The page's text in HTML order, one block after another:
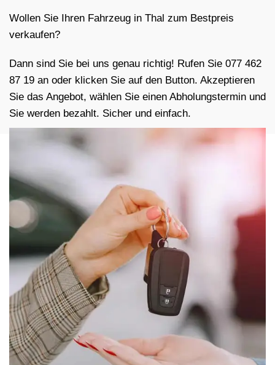
Wollen Sie Ihren Fahrzeug in Thal zum Bestpreis
verkaufen?
Dann sind Sie bei uns genau richtig! Rufen Sie 077 462
87 19 an oder klicken Sie auf den Button. Akzeptieren
Sie das Angebot, wählen Sie einen Abholungstermin und
Sie werden bezahlt. Sicher und einfach.